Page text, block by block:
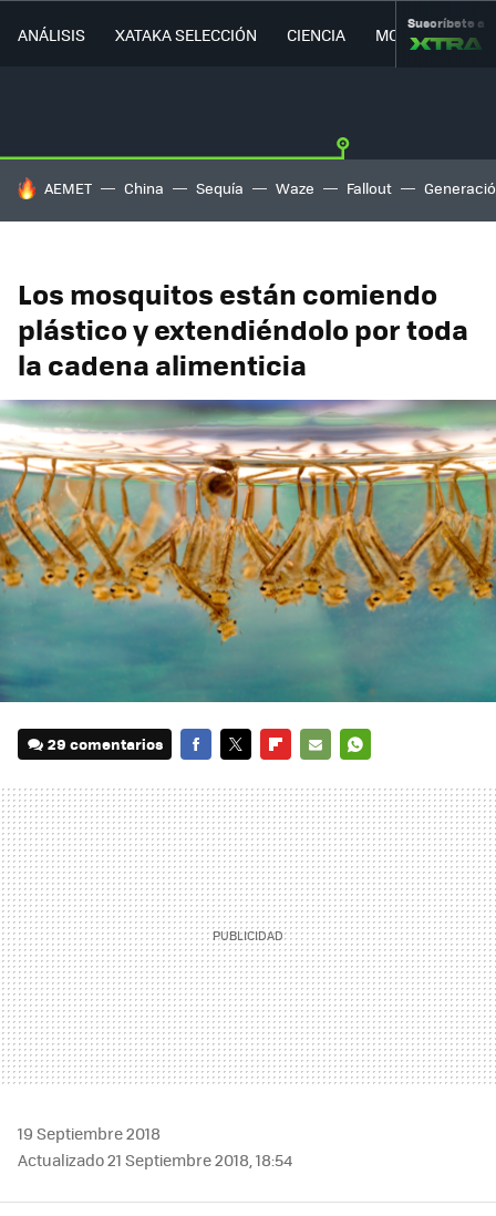
ANÁLISIS XATAKA SELECCIÓN CIENCIA MOVILIDAD
Suscríbete a
HOY SE HABLA DE
AEMET China Sequía Waze Fallout
Los mosquitos están comiendo
plástico y extendiéndolo por toda
la cadena alimenticia
29 comentarios
MAIL
19 Septiembre 2018
Actualizado 21 Septiembre 2018, 18:54